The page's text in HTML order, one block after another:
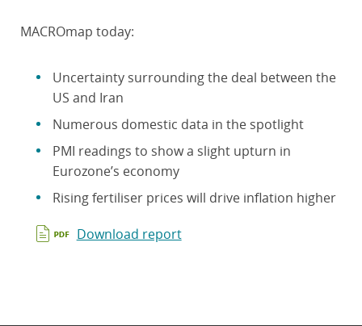
MACROmap today:
Uncertainty surrounding the deal between the
US and Iran
Numerous domestic data in the spotlight
PMI readings to show a slight upturn in
Eurozone’s economy
Rising fertiliser prices will drive inflation higher
Download report